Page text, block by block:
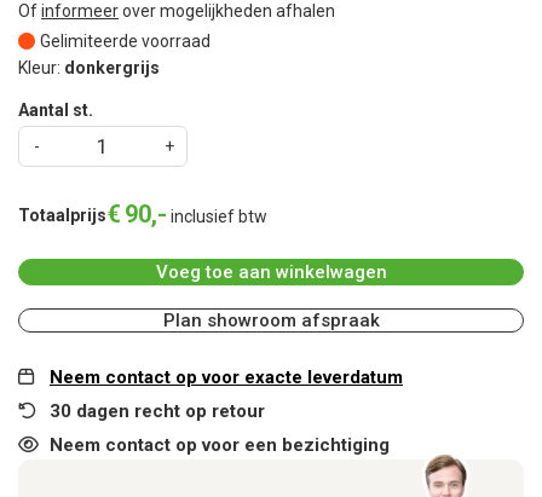
Ofinformeerover mogelijkheden afhalen
Gelimiteerde voorraad
Kleur: donkergrijs
Aantal st.
Totaalprijs€ 90,- inclusief btw
Voeg toe aan winkelwagen
Plan showroom afspraak
Neem contact op voor exacte leverdatum
30 dagen recht op retour
Neem contact op voor een bezichtiging